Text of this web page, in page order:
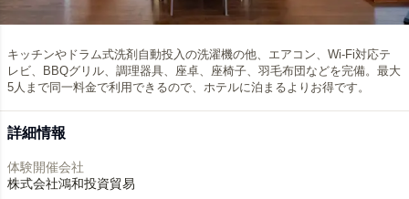
キッチンやドラム式洗剤自動投入の洗濯機の他、エアコン、Wi-Fi対応テ
レビ、BBQグリル、調理器具、座卓、座椅子、羽毛布団などを完備。最大
5人まで同一料金で利用できるので、ホテルに泊まるよりお得です。
詳細情報
体験開催会社
株式会社鴻和投資貿易